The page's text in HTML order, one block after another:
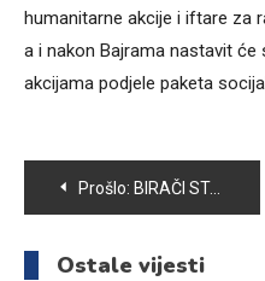
humanitarne akcije i iftare za
a i nakon Bajrama nastavit
akcijama podjele paketa
Navigacija
članaka
Prošlo: BIRAČI STATUSA RASELJENOG LICA U VOGOŠĆI – PROVJERITE PODATKE U IZVODU IZ CENTRALNOG BIRAČKOG SPISKA
Ostale vijesti